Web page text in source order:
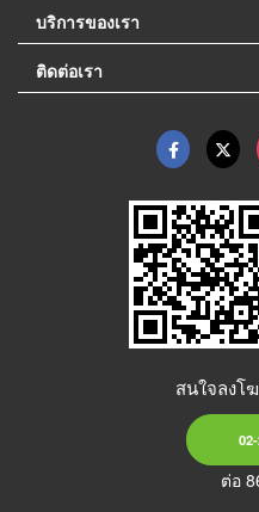
บริการของเรา
ติดต่อเรา
สนใจลงโ
ต่อ